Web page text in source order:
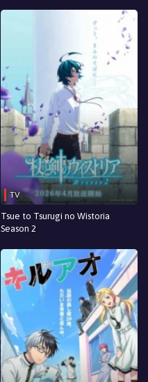
TV
Tsue to Tsurugi no Wistoria
Season 2